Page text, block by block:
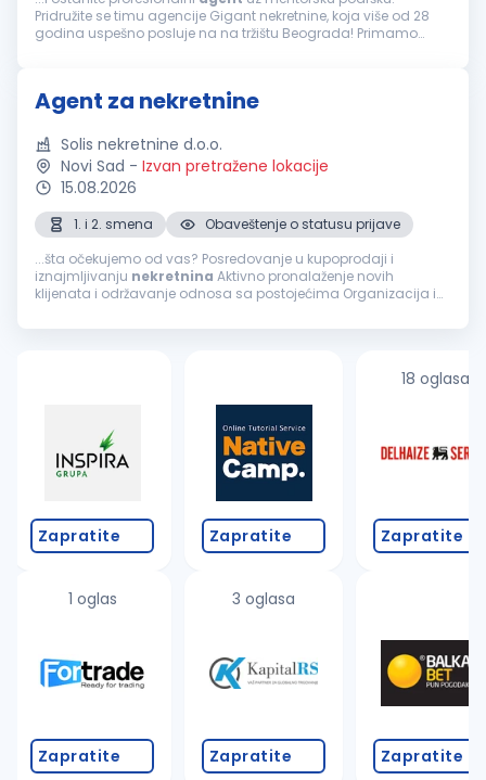
Pridružite se timu agencije Gigant nekretnine, koja više od 28
godina uspešno posluje na na tržištu Beograda! Primamo
Agent za nekretnine
Solis nekretnine d.o.o.
Novi Sad - Izvan pretražene lokacije
15.08.2026
1. i 2. smena
Obaveštenje o statusu prijave
...šta očekujemo od vas? Posredovanje u kupoprodaji i
iznajmljivanju nekretnina Aktivno pronalaženje novih
klijenata i održavanje odnosa sa postojećima Organizacija i
Pregovaranje...
Zapratite
1 oglas
Zapratite
Zapratite
3 oglasa
Zapratite
18 oglasa
Zapratite
Zapratite